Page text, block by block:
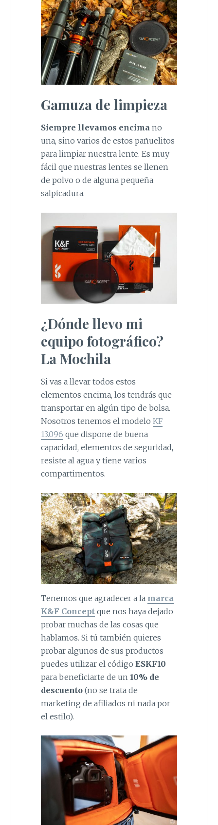
Gamuza de limpieza
Siempre llevamos encimano
una, sino varios de estos pañuelitos
para limpiar nuestra lente. Es muy
fácil que nuestras lentes se llenen
de polvo o de alguna pequeña
salpicadura.
¿Dónde llevo mi
equipo fotográfico?
La Mochila
Si vas a llevar todos estos
elementos encima, los tendrás que
transportar en algún tipo de bolsa.
Nosotros tenemos el modelo KF
13.096 que dispone de buena
capacidad, elementos de seguridad,
resiste al agua y tiene varios
compartimentos.
Tenemos que agradecer a la marca
K&F Conceptque nos haya dejado
probar muchas de las cosas que
hablamos. Si tú también quieres
probar algunos de sus productos
puedes utilizar el código ESKF10
para beneficiarte de un 10% de
descuento(no se trata de
marketing de afiliados ni nada por
el estilo).